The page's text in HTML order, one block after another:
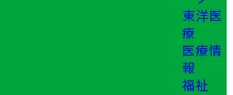
東洋医
療
医療情
報
福祉